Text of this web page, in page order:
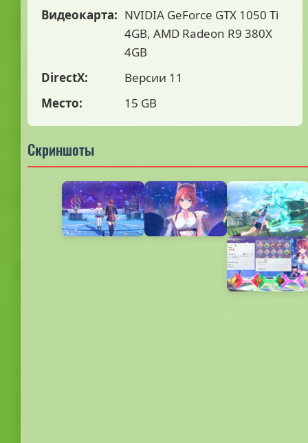
Видеокарта: NVIDIA GeForce GTX 1050 Ti
4GB, AMD Radeon R9 380X
4GB
DirectX:
Версии 11
Место:
15 GB
Скриншоты